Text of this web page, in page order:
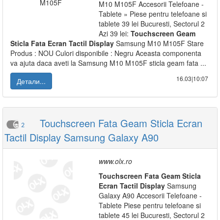
M10 M105F Accesorii Telefoane -
Tablete » Piese pentru telefoane si
tablete 39 lei Bucuresti, Sectorul 2
Azi 39 lei: Touchscreen Geam
Sticla Fata Ecran Tactil Display Samsung M10 M105F Stare
Produs : NOU Culori disponibile : Negru Aceasta componenta
va ajuta daca aveti la Samsung M10 M105F sticla geam fata ...
Детали...
16.03|10:07
2
Touchscreen Fata Geam Sticla Ecran
Tactil Display Samsung Galaxy A90
www.olx.ro
Touchscreen Fata Geam Sticla
Ecran Tactil Display Samsung
Galaxy A90 Accesorii Telefoane -
Tablete Piese pentru telefoane si
tablete 45 lei Bucuresti, Sectorul 2